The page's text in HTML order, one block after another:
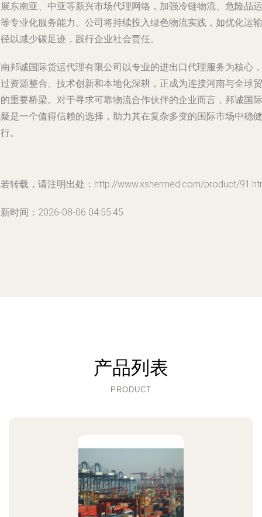
东南亚、中亚等新兴市场代理网络，加强冷链物流、危险品运
专业化服务能力。公司将持续投入绿色物流实践，如优化运输
以减少碳足迹，践行企业社会责任。
邦诚国际货运代理有限公司以专业的进出口代理服务为核心，
资源整合、技术创新和本地化深耕，正成为连接河南与全球贸
重要桥梁。对于寻求可靠物流合作伙伴的企业而言，邦诚国际
是一个值得信赖的选择，助力其在复杂多变的国际市场中稳健
。
转载，请注明出处：http://www.xshermed.com/product/
时间：2026-08-06 04:55:45
产品列表
PRODUCT